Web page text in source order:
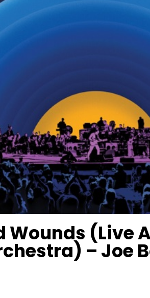
(Live
– Joe